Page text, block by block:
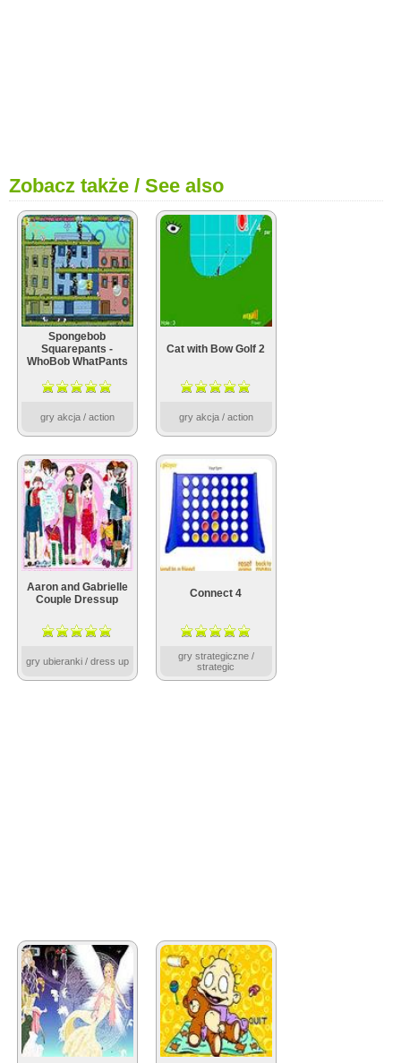
Zobacz także / See also
Spongebob
Squarepants -
WhoBob WhatPants
gry akcja / action
Cat with Bow Golf 2
gry akcja / action
Aaron and Gabrielle
Couple Dressup
gry ubieranki / dress up
Connect 4
gry strategiczne /
strategic